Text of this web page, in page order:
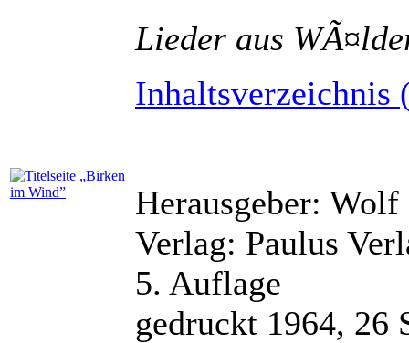
Lieder aus
Inhaltsverzeichnis
Herausgeber:
Verlag: Paulus
5. Auflage
gedruckt 1964, 26